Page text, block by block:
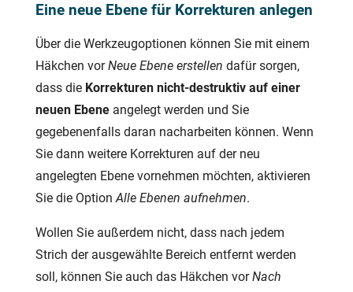
Eine neue Ebene für Korrekturen anlegen
Über die Werkzeugoptionen können Sie mit einem
Häkchen vorNeue Ebene erstellen dafür sorgen,
dass die Korrekturen nicht-destruktiv auf einer
neuen Ebene angelegt werden und Sie
gegebenenfalls daran nacharbeiten können. Wenn
Sie dann weitere Korrekturen auf der neu
angelegten Ebene vornehmen möchten, aktivieren
Sie die OptionAlle Ebenen aufnehmen.
Wollen Sie außerdem nicht, dass nach jedem
Strich der ausgewählte Bereich entfernt werden
soll, können Sie auch das Häkchen vorNach